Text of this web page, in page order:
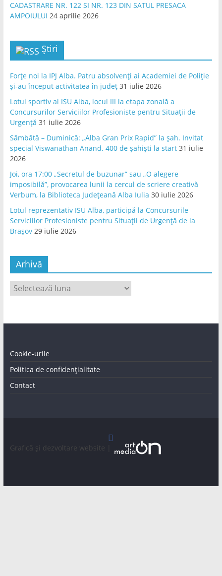
CADASTRARE NR. 122 SI NR. 123 DIN SATUL PRESACA
AMPOIULUI 24 aprilie 2026
Știri
Forțe noi la IPJ Alba. Patru absolvenți ai Academiei de Poliție
și-au început activitatea în județ 31 iulie 2026
Lotul sportiv al ISU Alba, locul III la etapa zonală a
Concursurilor Serviciilor Profesioniste pentru Situații de
Urgență 31 iulie 2026
Sâmbătă – Duminică: „Alba Gran Prix Rapid” la șah. Invitat
special Viswanathan Anand. 400 de șahiști la start 31 iulie
2026
Joi, ora 17:00 „Secretul de buzunar” sau „O alegere
imposibilă”, provocarea lunii la cercul de scriere creativă
Verbum, la Biblioteca Județeană Alba Iulia 30 iulie 2026
Lotul reprezentativ ISU Alba, participă la Concursurile
Serviciilor Profesioniste pentru Situații de Urgență de la
Brașov 29 iulie 2026
Arhivă
Arhivă
Cookie-urile
Politica de confidențialitate
Contact
Graficã și dezvoltare website |